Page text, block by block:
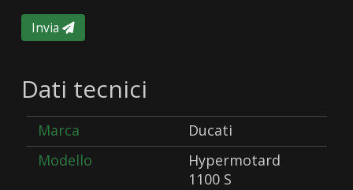
Invia
Dati tecnici
Marca
Ducati
Modello
Hypermotard
1100 S